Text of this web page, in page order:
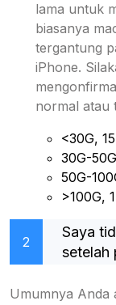
lama untuk
biasanya
tergantung
iPhone.
normal atau
<30G,
30G-
50G-
>100G,
2
Saya
setelah
Umumnya Anda